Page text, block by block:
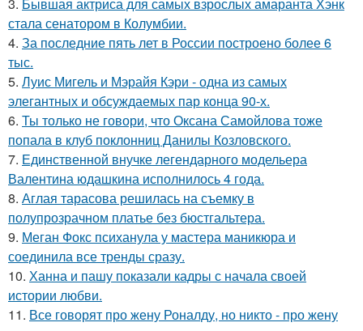
3. Бывшая актриса для самых взрослых амаранта Хэнк
стала сенатором в Колумбии.
4. За последние пять лет в России построено более 6
тыс.
5. Луис Мигель и Мэрайя Кэри - одна из самых
элегантных и обсуждаемых пар конца 90-х.
6. Ты только не говори, что Оксана Самойлова тоже
попала в клуб поклонниц Данилы Козловского.
7. Единственной внучке легендарного модельера
Валентина юдашкина исполнилось 4 года.
8. Аглая тарасова решилась на съемку в
полупрозрачном платье без бюстгальтера.
9. Меган Фокс психанула у мастера маникюра и
соединила все тренды сразу.
10. Ханна и пашу показали кадры с начала своей
истории любви.
11. Все говорят про жену Роналду, но никто - про жену